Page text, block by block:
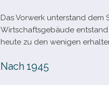
Das Vorwerk unter­stand dem
Wirtschaftsgebäude
heute zu den weni­gen
Nach 1945